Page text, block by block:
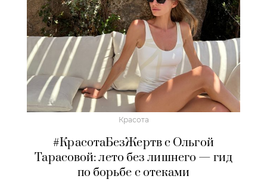
Красота
#КрасотаБезЖертв с Ольгой
Тарасовой: лето без лишнего — гид
по борьбе с отеками